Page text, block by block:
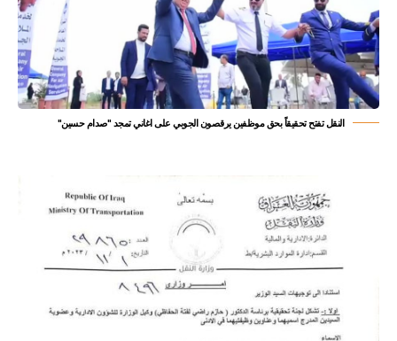
النقل تفتح تحقيقاً بحق موظفين يرقصون الجوبي على اغاني تمجد "صدام حسين"